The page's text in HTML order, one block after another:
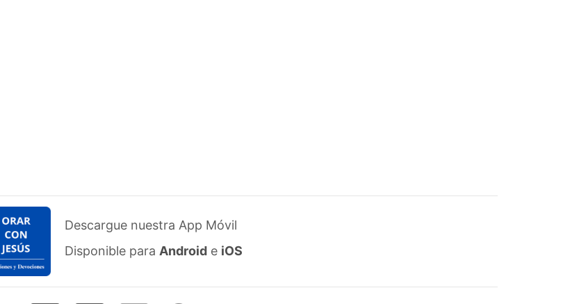
Descargue nuestra App Móvil
Disponible para Android e iOS